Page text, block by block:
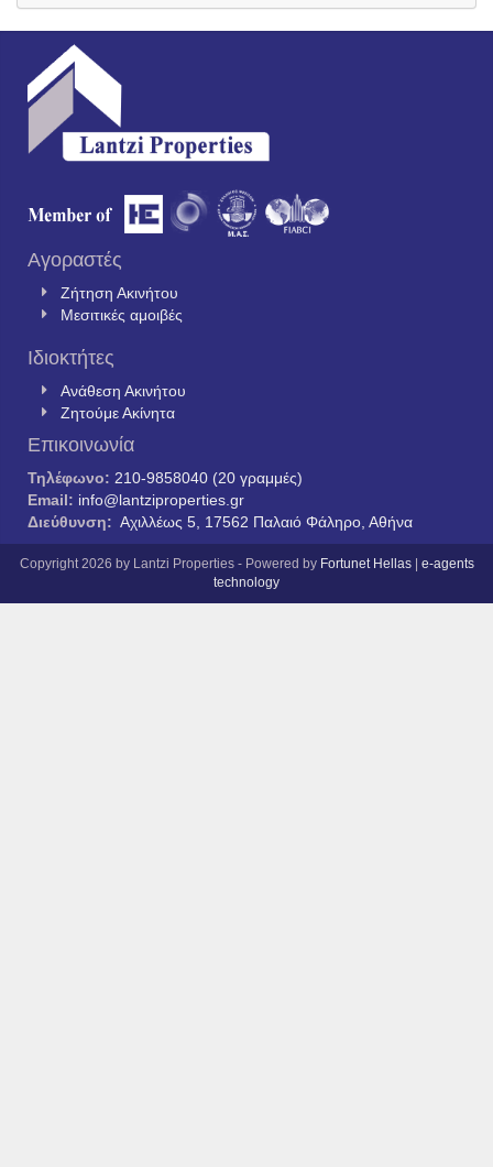
Αγοραστές
Ζήτηση Ακινήτου
Μεσιτικές αμοιβές
Ιδιοκτήτες
Ανάθεση Ακινήτου
Ζητούμε Ακίνητα
Επικοινωνία
Τηλέφωνο: 210-9858040 (20 γραμμές)
Email: info@lantziproperties.gr
Διεύθυνση: Αχιλλέως 5, 17562 Παλαιό Φάληρο, Αθήνα
Copyright 2026 by Lantzi Properties - Powered by Fortunet Hellas| e-agents
technology